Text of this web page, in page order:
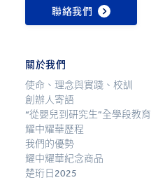
聯絡我們
關於我們
使命、理念與實踐、校訓
創辦人寄語
“從嬰兒到研究生”全學段教育
耀中耀華歷程
我們的優勢
耀中耀華紀念商品
楚珩日2025